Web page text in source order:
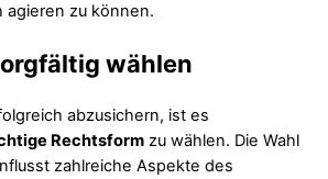
agieren zu können.
wählen
abzusichern, ist es
Rechtsform zu wählen. Die Wahl
zahlreiche Aspekte des